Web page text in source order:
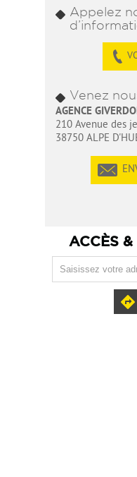
Appelez
Venez
AGENCE
210 Avenue des
38750 ALPE
ACCÈS